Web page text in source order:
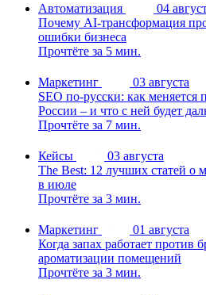
Автоматизация
04
Почему AI-трансформация
ошибки бизнеса
Прочтёте за 5 мин.
Маркетинг
03 августа
SEO по-русски: как меняется
России – и что с ней будет
Прочтёте за 7 мин.
Кейсы
03 августа
The Best: 12 лучших статей о
в июле
Прочтёте за 3 мин.
Маркетинг
01 августа
Когда запах работает против
ароматизации помещений
Прочтёте за 3 мин.